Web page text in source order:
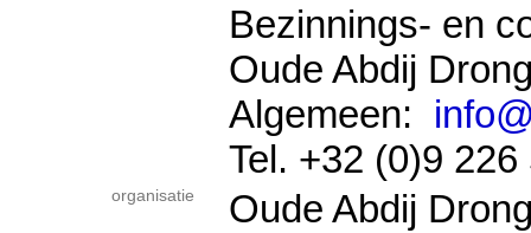
Bezinnings- en
Oude Abdij
Algemeen:
Tel. +32 (0)9 226
organisatie Oude Abdij